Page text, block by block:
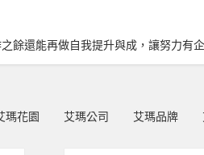
餘還能再做自我提升與成，讓努力有
瑪花園 艾瑪公司 艾瑪品牌